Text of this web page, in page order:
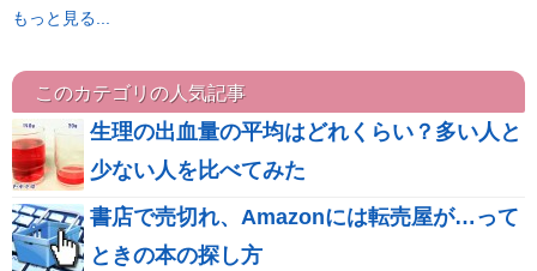
もっと見る...
このカテゴリの人気記事
生理の出血量の平均はどれくらい？多い人と
少ない人を比べてみた
書店で売切れ、Amazonには転売屋が…って
ときの本の探し方